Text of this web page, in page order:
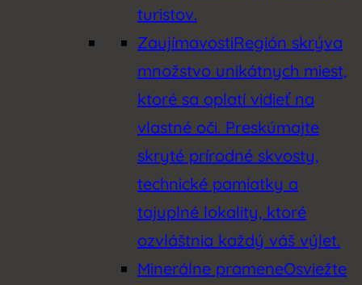
turistov.
ZaujímavostiRegión skrýva
množstvo unikátnych miest,
ktoré sa oplatí vidieť na
vlastné oči. Preskúmajte
skryté prírodné skvosty,
technické pamiatky a
tajuplné lokality, ktoré
ozvláštnia každý váš výlet.
Minerálne prameneOsviežte